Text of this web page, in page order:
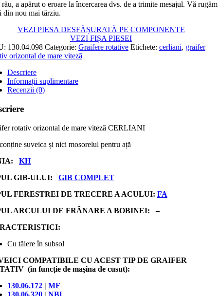
a apărut o eroare la încercarea dvs. de a trimite mesajul. Vă
din nou mai târziu.
VEZI PIESA DESFĂȘURATĂ PE COMPONENTE
VEZI FIȘA PIESEI
130.04.098 Categorie: Graifere rotative Etichete: cerliani, graifer
orizontal de mare viteză
Descriere
Informații suplimentare
Recenzii (0)
rotativ orizontal de mare viteză CERLIANI
suveica și nici mosorelul pentru ață
KH
GIB-ULUI: GIB COMPLET
FERESTREI DE TRECERE A ACULUI: FA
ARCULUI DE FRÂNARE A BOBINEI: –
Cu tăiere în subsol
COMPATIBILE CU ACEST TIP DE GRAIFER
(în funcție de mașina de cusut):
130.06.172 | MF
130.06.320 | NBL